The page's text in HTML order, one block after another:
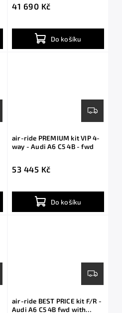
41 690 Kč
Do košíku
air-ride PREMIUM kit VIP 4-
way - Audi A6 C5 4B - fwd
53 445 Kč
Do košíku
air-ride BEST PRICE kit F/R -
Audi A6 C5 4B fwd with